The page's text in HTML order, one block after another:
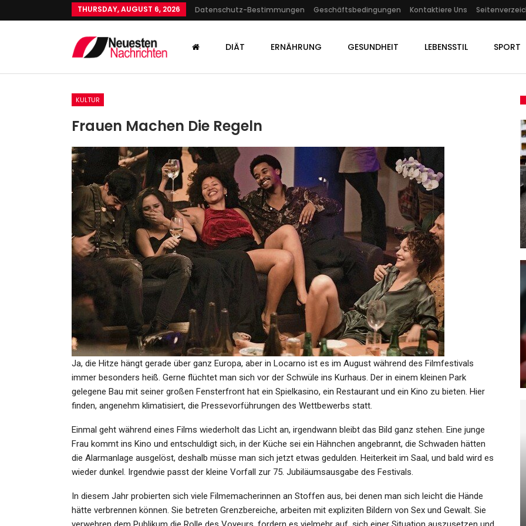
THURSDAY, AUGUST 6, 2026 Datenschutz-Bestimmungen Geschäftsbedingungen Kontaktiere Uns
DIÄT ERNÄHRUNG GESUNDHEIT LEBENSSTIL SPORT
KULTUR
Frauen Machen Die Regeln
Ja, die Hitze hängt gerade über ganz Europa, aber in Locarno ist es im August während des Filmfestivals
immer besonders heiß. Gerne flüchtet man sich vor der Schwüle ins Kurhaus. Der in einem kleinen Park
gelegene Bau mit seiner großen Fensterfront hat ein Spielkasino, ein Restaurant und ein Kino zu bieten. Hier
finden, angenehm klimatisiert, die Pressevorführungen des Wettbewerbs statt.
Einmal geht während eines Films wiederholt das Licht an, irgendwann bleibt das Bild ganz stehen. Eine junge
Frau kommt ins Kino und entschuldigt sich, in der Küche sei ein Hähnchen angebrannt, die Schwaden hätten
die Alarmanlage ausgelöst, deshalb müsse man sich jetzt etwas gedulden. Heiterkeit im Saal, und bald wird es
wieder dunkel. Irgendwie passt der kleine Vorfall zur 75. Jubiläumsausgabe des Festivals.
In diesem Jahr probierten sich viele Filmemacherinnen an Stoffen aus, bei denen man sich leicht die Hände
hätte verbrennen können. Sie betreten Grenzbereiche, arbeiten mit expliziten Bildern von Sex und Gewalt. Sie
SPORT
Scholz’ Prognose Fürs EM-
Viertelfinale: Wie Der Kanzler
Das…
Admin Jul 4, 2024
GESUNDHEIT
Erdbeben In Der Türkei Und In
Syrien: Diese Regionen Und…
Feb 6, 2023
KULTUR
Comicreportage Aus Der
Ukraine: Wenn Der Krieg In Die
Admin Mar 29, 2023
KULTUR
Netflix-Serie „Bodies“: Ewig
Grüßt Die Männerleiche
Admin Oct 24, 2023
KULTUR
„Minions & Monster“ Im Kino:
Sind Wir Nicht Alle Ein…
KULTUR
Zum Tod Von Diane Keaton:
Das Leben Der Hollywood-Ikone
Admin Oct 12, 2025